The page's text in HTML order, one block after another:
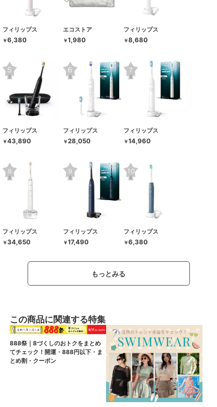
フィリップス
￥6,380
エコストア
￥1,980
フィリップス
￥8,680
フィリップス
￥43,890
フィリップス
￥28,050
フィリップス
￥14,960
フィリップス
￥34,650
フィリップス
￥17,490
フィリップス
￥6,380
もっとみる
この商品に関連する特集
888祭｜8づくしのおトクをまとめ
てチェック！開運・888円以下・ま
とめ割・クーポン